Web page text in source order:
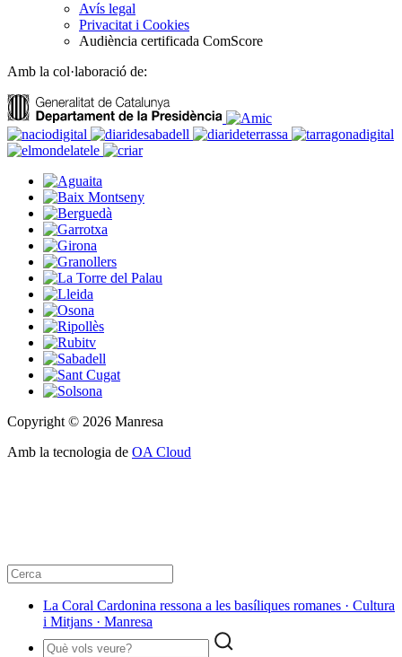
Avís legal
Privacitat i Cookies
Audiència certificada ComScore
Amb la col·laboració de:
Copyright © 2026 Manresa
Amb la tecnologia de OA Cloud
La Coral Cardonina ressona a les basíliques romanes · Cultura
i Mitjans · Manresa